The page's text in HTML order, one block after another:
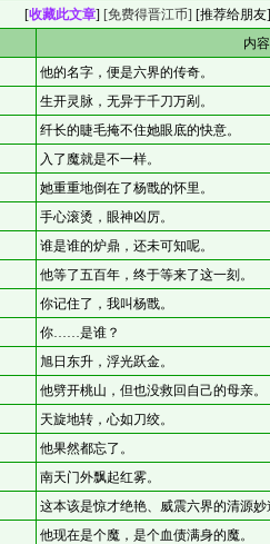
[收藏此文章] [免费得晋江币] [推荐给朋友
内
他的名字，便是六界的传奇。
生开灵脉，无异于千刀万剐。
纤长的睫毛掩不住她眼底的快意。
入了魔就是不一样。
她重重地倒在了杨戬的怀里。
手心滚烫，眼神凶厉。
谁是谁的炉鼎，还未可知呢。
他等了五百年，终于等来了这一刻。
你记住了，我叫杨戬。
你……是谁？
旭日东升，浮光跃金。
他劈开桃山，但也没救回自己的母亲。
天旋地转，心如刀绞。
他果然都忘了。
南天门外飘起红雾。
这本该是惊才绝艳、威震六界的清源妙
他现在是个魔，是个血债满身的魔。